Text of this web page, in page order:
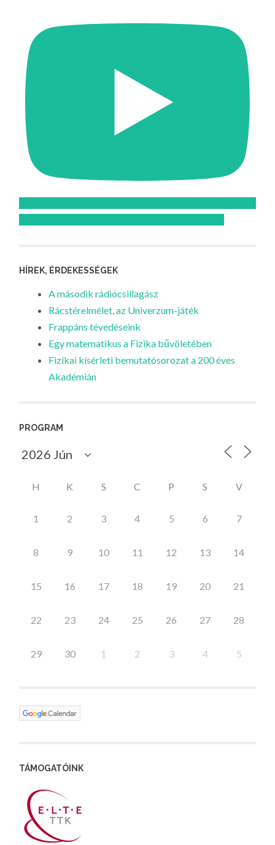
HÍREK, ÉRDEKESSÉGEK
A második rádiócsillagász
Rácstérelmélet, az Univerzum-játék
Frappáns tévedéseink
Egy matematikus a Fizika bűvöletében
Fizikai kísérleti bemutatósorozat a 200 éves
Akadémián
PROGRAM
H K S C P S V
1 2 3 4 5 6 7
8 9 10 11 12 13 14
15 16 17 18 19 20 21
22 23 24 25 26 27 28
29 30 1 2 3 4 5
TÁMOGATÓINK